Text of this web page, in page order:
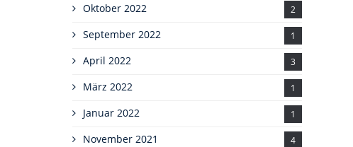
Oktober 2022 2
September 2022 1
April 2022 3
März 2022 1
Januar 2022 1
November 2021 4